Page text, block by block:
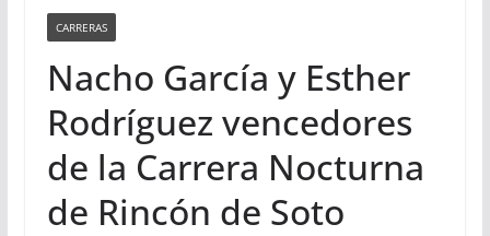
CARRERAS
Nacho García y Esther
Rodríguez vencedores
de la Carrera Nocturna
de Rincón de Soto